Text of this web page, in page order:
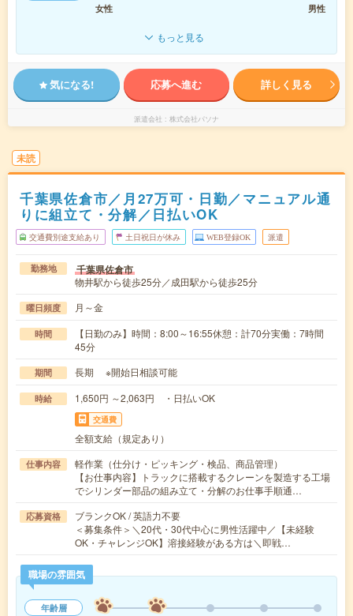
女性
男性
もっと見る
気になる! 応募へ進む 詳しく見る
派遣会社 株式会社パソナ
未読
千葉県佐倉市／月27万可・日勤／マニュアル通
りに組立て・分解／日払いOK
交通費別途支給あり 土日祝日が休み WEB登録OK 派遣
勤務地 千葉県佐倉市
物井駅から徒歩25分／成田駅から徒歩25分
曜日頻度 月～金
時間
【日勤のみ】時間：8:00～16:55休憩：計70分実働：7時間
45分
期間 長期 ※開始日相談可能
時給 1,650円 ～2,063円 ・日払いOK
交通費
全額支給（規定あり）
仕事内容
軽作業（仕分け・ピッキング・検品、商品管理）
【お仕事内容】トラックに搭載するクレーンを製造する工場
でシリンダー部品の組み立て・分解のお仕事手順通…
応募資格
ブランクOK / 英語力不要
＜募集条件＞＼20代・30代中心に男性活躍中／【未経験
OK・チャレンジOK】溶接経験がある方は＼即戦…
職場の雰囲気
年齢層